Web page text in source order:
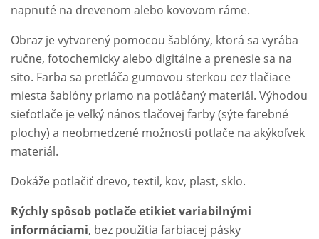
napnuté na drevenom alebo kovovom ráme.
Obraz je vytvorený pomocou šablóny, ktorá sa vyrába
ručne, fotochemicky alebo digitálne a prenesie sa na
sito. Farba sa pretláča gumovou sterkou cez tlačiace
miesta šablóny priamo na potláčaný materiál. Výhodou
sieťotlače je veľký nános tlačovej farby (sýte farebné
plochy) a neobmedzené možnosti potlače na akýkoľvek
materiál.
Dokáže potlačiť drevo, textil, kov, plast, sklo.
Rýchly spôsob potlače etikiet variabilnými
informáciami, bez použitia farbiacej pásky